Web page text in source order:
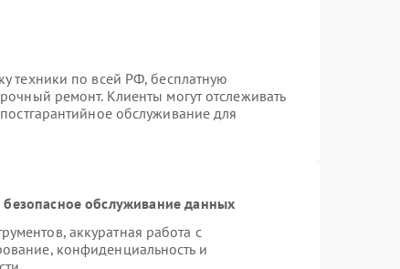
техники по всей РФ, бесплатную
ремонт. Клиенты могут отслеживать
обслуживание для
обслуживание данных
аккуратная работа с
конфиденциальность и